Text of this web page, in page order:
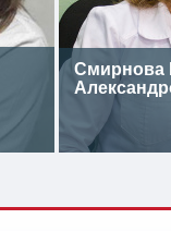
Смирнова